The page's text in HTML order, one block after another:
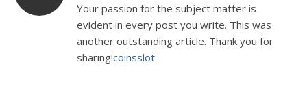
Your passion for the subject matter is
evident in every post you write. This was
another outstanding article. Thank you for
sharing!coinsslot